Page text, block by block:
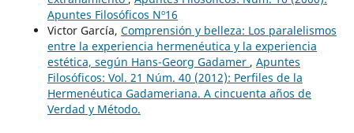
Apuntes Filosóficos Nº16
Victor García, Comprensión y belleza: Los paralelismos
entre la experiencia hermenéutica y la experiencia
estética, según Hans-Georg Gadamer , Apuntes
Filosóficos: Vol. 21 Núm. 40 (2012): Perfiles de la
Hermenéutica Gadameriana. A cincuenta años de
Verdad y Método.